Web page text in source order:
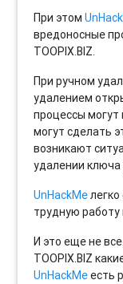
При этом
вредоносные
TOOPIX.BIZ.
При ручном
удалением
процессы могут
могут сделать
возникают
удалении
UnHackMe
трудную работу
И это еще не
TOOPIX.BIZ
UnHackMeесть